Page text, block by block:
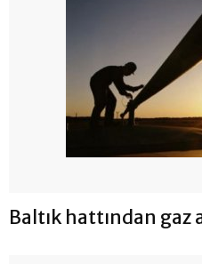
Baltık hattından gaz